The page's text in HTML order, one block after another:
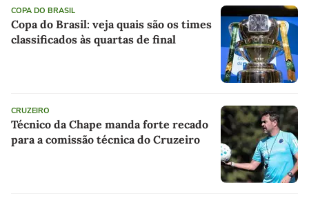
COPA DO BRASIL
Copa do Brasil: veja quais são os times
classificados às quartas de final
CRUZEIRO
Técnico da Chape manda forte recado
para a comissão técnica do Cruzeiro